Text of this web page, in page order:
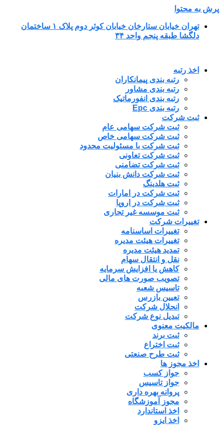
پرش به محتوا
تهران خیابان ستارخان خیابان کوثر دوم پلاک ۱ ساختمان
دلگشا طبقه پنجم واحد ۳۴
اخذ رتبه
رتبه بندی پیمانکاران
رتبه بندی مشاور
رتبه بندی انفورماتیک
رتبه بندی Epc
ثبت شرکت
ثبت شرکت سهامی عام
ثبت شرکت سهامی خاص
ثبت شرکت با مسئولیت محدود
ثبت شرکت تعاونی
ثبت شرکت تضامنی
ثبت شرکت دانش بنیان
ثبت هلدینگ
ثبت شرکت در امارات
ثبت شرکت در اروپا
ثبت موسسه غیر تجاری
تغییرات شرکت
تغییرات اساسنامه
تغییرات هیئت مدیره
تمدید هیئت مدیره
نقل و انتقال سهام
کاهش یا افزایش سرمایه
تصویب صورت های مالی
تاسیس شعبه
تعیین بازرس
انحلال شرکت
تبدیل نوع شرکت
مالکیت معنوی
ثبت برند
ثبت اختراع
ثبت طرح صنعتی
اخذ مجوز ها
جواز کسب
جواز تاسیس
پروانه بهره داری
مجوز آموزشگاه
اخذ استاندارد
اخذ ایزو